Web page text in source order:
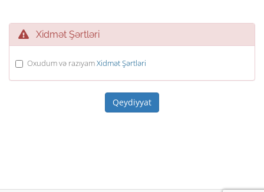
Xidmət Şərtləri
Oxudum və razıyamXidmət Şərtləri